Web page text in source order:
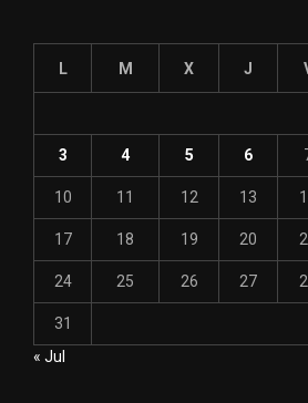
L M X J
3 4 5 6
10 11 12 13
17 18 19 20
24 25 26 27
31
« Jul